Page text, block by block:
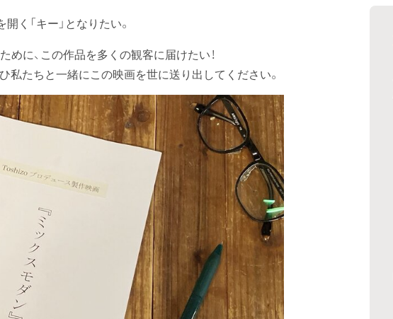
く「キー」となりたい。
めに、この作品を多くの観客に届けたい！
私たちと一緒にこの映画を世に送り出してください。